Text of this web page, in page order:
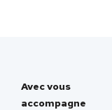
Avec vous
accompagne